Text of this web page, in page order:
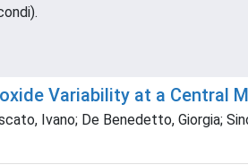
Variability at a Central
Ivano; De Benedetto, Giorgia;